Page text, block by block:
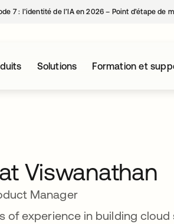
7 : l’identité de l’IA en 2026 – Point d’étape de
Solutions Formation et
Viswanathan
Manager
of experience in building